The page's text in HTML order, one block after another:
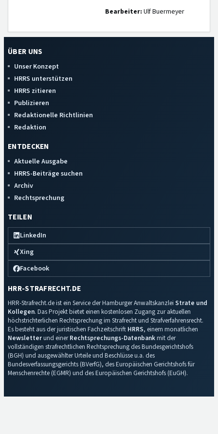
Bearbeiter: Ulf Buermeyer
ÜBER UNS
Unser Konzept
HRRS unterstützen
HRRS zitieren
Publizieren
Redaktionelle Richtlinien
Redaktion
ENTDECKEN
Aktuelle Ausgabe
HRRS-Beiträge suchen
Archiv
Rechtsprechung
TEILEN
LinkedIn
Xing
Facebook
HRR-STRAFRECHT.DE
HRR-Strafrecht.de ist ein Service der Hamburger Anwaltskanzlei Strate und
Kollegen. Das Projekt bietet einen kostenlosen Zugang zur aktuellen
höchstrichterlichen Rechtsprechung im Strafrecht und Strafverfahrensrecht.
Es besteht aus der juristischen Fachzeitschrift HRRS, einem monatlichen
Newsletterund einerRechtsprechungs-Datenbankmit der
vollständigen strafrechtlichen Rechtsprechung des Bundesgerichtshofs
(BGH) und ausgewählter Urteile und Beschlüsse u.a. des
Bundesverfassungsgerichts (BVerfG), des Europäischen Gerichtshofs für
Menschenrechte (EGMR) und des Europäischen Gerichtshofs (EuGH).